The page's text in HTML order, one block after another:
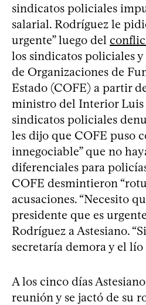
sindicatos policiales
salarial. Rodríguez le
urgente” luego del
los sindicatos policiales
de Organizaciones de
Estado (COFE) a partir
ministro del Interior Luis
sindicatos policiales
les dijo que COFE puso
innegociable” que no
diferenciales para
COFE desmintieron
acusaciones. “Necesito
presidente que es
Rodríguez a Astesiano.
secretaría demora y el lío
A los cinco días
reunión y se jactó de su